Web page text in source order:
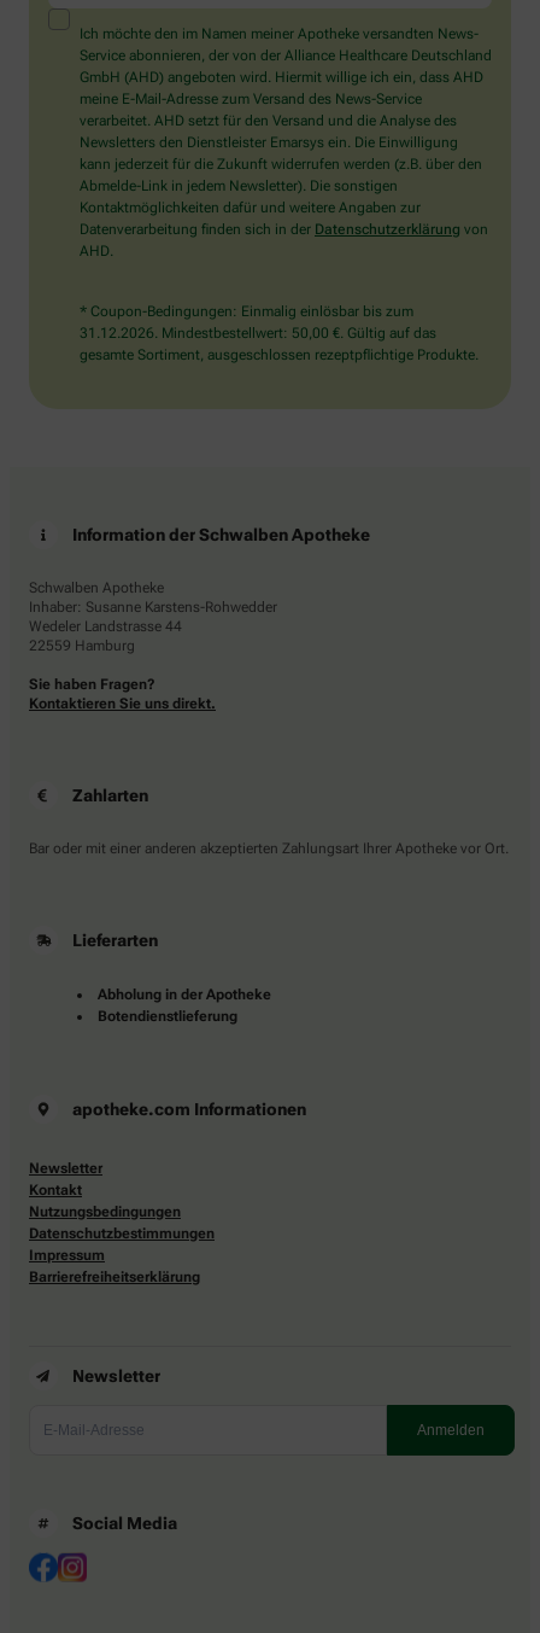
ein
Mensch?
Dann
wählen
Sie
bitte
den
LKW.
Ich möchte den im Namen meiner Apotheke versandten News-
Service abonnieren, der von der Alliance Healthcare Deutschland
GmbH (AHD) angeboten wird. Hiermit willige ich ein, dass AHD
meine E-Mail-Adresse zum Versand des News-Service
verarbeitet. AHD setzt für den Versand und die Analyse des
Newsletters den Dienstleister Emarsys ein. Die Einwilligung
kann jederzeit für die Zukunft widerrufen werden (z.B. über den
Abmelde-Link in jedem Newsletter). Die sonstigen
Kontaktmöglichkeiten dafür und weitere Angaben zur
Datenverarbeitung finden sich in der Datenschutzerklärung von
AHD.
* Coupon-Bedingungen: Einmalig einlösbar bis zum
31.12.2026. Mindestbestellwert: 50,00 €. Gültig auf das
gesamte Sortiment, ausgeschlossen rezeptpflichtige Produkte.
Information der Schwalben Apotheke
Schwalben Apotheke
Inhaber: Susanne Karstens-Rohwedder
Wedeler Landstrasse 44
22559 Hamburg
Sie haben Fragen?
Kontaktieren Sie uns direkt.
Zahlarten
Bar oder mit einer anderen akzeptierten Zahlungsart Ihrer Apotheke vor Ort.
Lieferarten
Abholung in der Apotheke
Botendienstlieferung
apotheke.com Informationen
Newsletter
Kontakt
Nutzungsbedingungen
Datenschutzbestimmungen
Impressum
Barrierefreiheitserklärung
Newsletter
Social Media